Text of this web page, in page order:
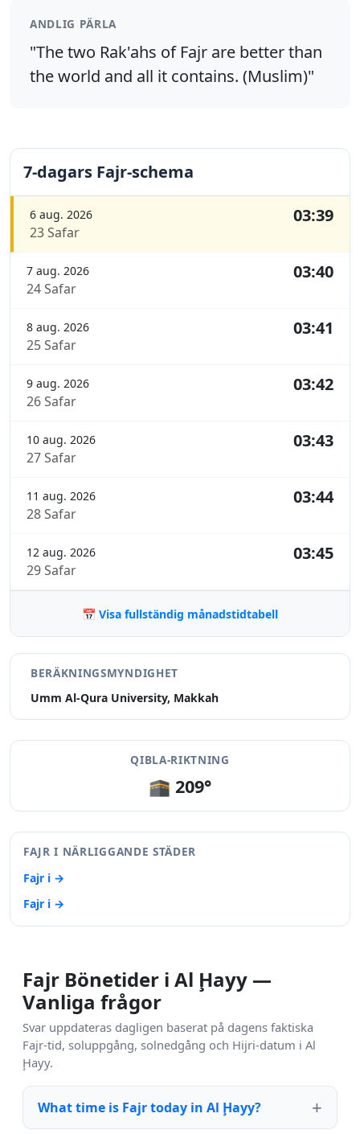
ANDLIG PÄRLA
"The two Rak'ahs of Fajr are better than
the world and all it contains. (Muslim)"
7-dagars Fajr-schema
6 aug. 2026
23 Safar
03:39
7 aug. 2026
24 Safar
03:40
8 aug. 2026
25 Safar
03:41
9 aug. 2026
26 Safar
03:42
10 aug. 2026
27 Safar
03:43
11 aug. 2026
28 Safar
03:44
12 aug. 2026
29 Safar
03:45
📅 Visa fullständig månadstidtabell
BERÄKNINGSMYNDIGHET
Umm Al-Qura University, Makkah
QIBLA-RIKTNING
🕋 209°
FAJR I NÄRLIGGANDE STÄDER
Fajr i →
Fajr i →
Fajr Bönetider i Al Ḩayy —
Vanliga frågor
Svar uppdateras dagligen baserat på dagens faktiska
Fajr-tid, soluppgång, solnedgång och Hijri-datum i Al
Ḩayy.
What time is Fajr today in Al Ḩayy?